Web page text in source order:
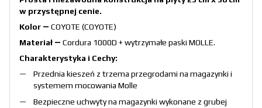
w przystępnej cenie.
Kolor ― COYOTE (COYOTE)
Materiał ― Cordura 1000D + wytrzymałe paski MOLLE.
Charakterystyka i Cechy:
Przednia kieszeń z trzema przegrodami na magazynki i
systemem mocowania Molle
Bezpieczne uchwyty na magazynki wykonane z grubej